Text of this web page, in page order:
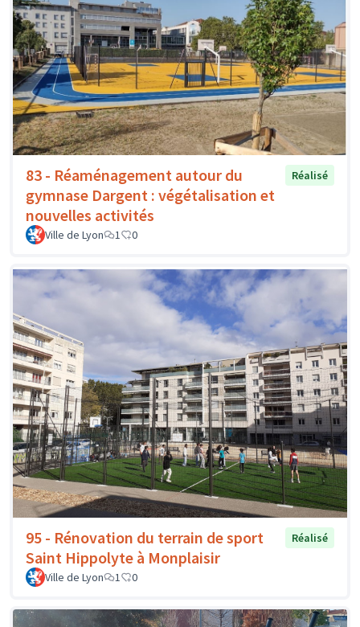
83 - Réaménagement autour du
gymnase Dargent : végétalisation et
nouvelles activités
Réalisé
Ville de Lyon 1 0
95 - Rénovation du terrain de sport
Saint Hippolyte à Monplaisir
Réalisé
Ville de Lyon 1 0